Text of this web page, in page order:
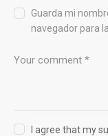
Guarda mi
navegador para
I agree that my